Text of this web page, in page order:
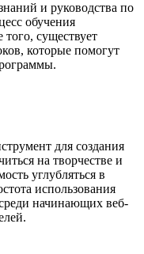
и руководства по
обучения
существует
которые помогут
для создания
на творчестве и
углубляться в
использования
начинающих веб-